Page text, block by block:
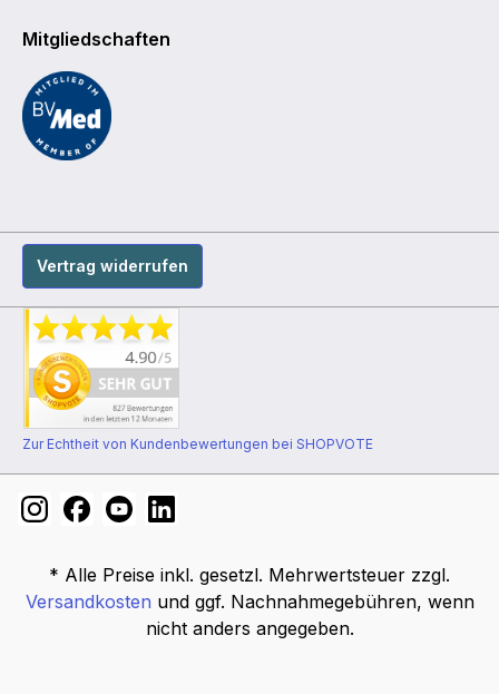
Mitgliedschaften
Vertrag widerrufen
Zur Echtheit von Kundenbewertungen bei SHOPVOTE
* Alle Preise inkl. gesetzl. Mehrwertsteuer zzgl.
Versandkosten und ggf. Nachnahmegebühren, wenn
nicht anders angegeben.